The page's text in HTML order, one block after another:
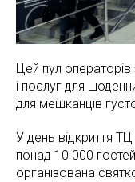
Цей пул
і послуг для
для мешканців
У день відкриття ТЦ
понад 10 000
організована